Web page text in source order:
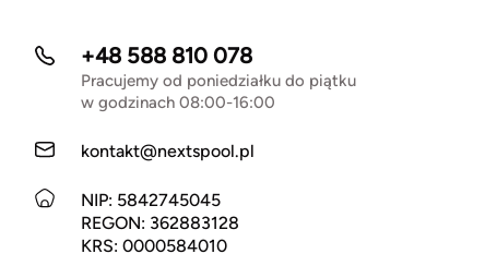
+48 588 810 078
Pracujemy od poniedziałku do piątku
w godzinach 08:00-16:00
kontakt@nextspool.pl
NIP: 5842745045
REGON: 362883128
KRS: 0000584010